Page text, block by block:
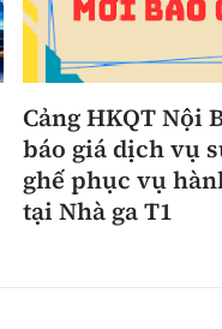
Cảng HKQT Nội
báo giá dịch vụ
ghế phục vụ
tại Nhà ga T1